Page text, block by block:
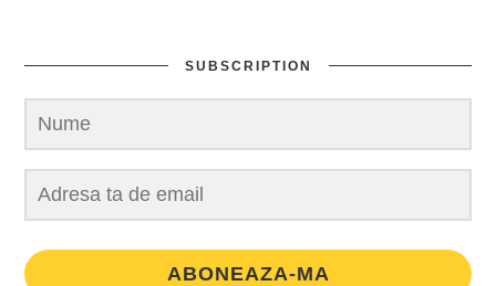
SUBSCRIPTION
ABONEAZA-MA